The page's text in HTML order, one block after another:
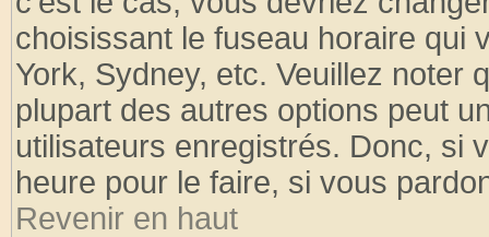
choisissant le fuseau horaire qui
York, Sydney, etc. Veuillez noter
plupart des autres options peut
utilisateurs enregistrés. Donc, si
heure pour le faire, si vous
Revenir en haut